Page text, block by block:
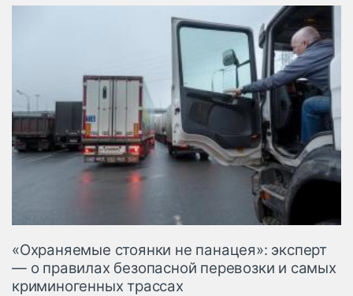
«Охраняемые стоянки не панацея»: эксперт
— о правилах безопасной перевозки и самых
криминогенных трассах